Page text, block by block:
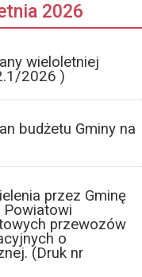
2026
wieloletniej
2026 )
budżetu Gminy na
przez Gminę
przewozów
o
(Druk nr